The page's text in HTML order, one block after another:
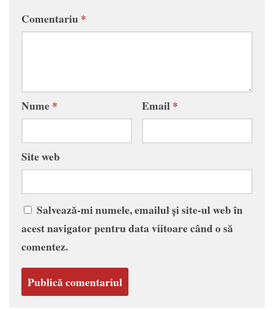
Comentariu*
Nume* Email*
Site web
Salvează-mi numele, emailul și site-ul web în
acest navigator pentru data viitoare când o să
comentez.